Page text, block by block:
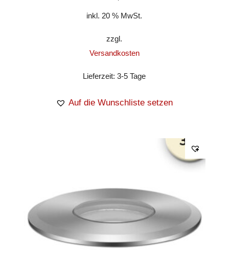
inkl. 20 % MwSt.
zzgl.
Versandkosten
Lieferzeit:3-5 Tage
Auf die Wunschliste setzen